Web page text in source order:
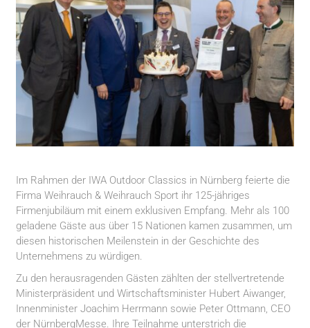
Im Rahmen der IWA Outdoor Classics in Nürnberg feierte die
Firma Weihrauch & Weihrauch Sport ihr 125-jähriges
Firmenjubiläum mit einem exklusiven Empfang. Mehr als 100
geladene Gäste aus über 15 Nationen kamen zusammen, um
diesen historischen Meilenstein in der Geschichte des
Unternehmens zu würdigen.
Zu den herausragenden Gästen zählten der stellvertretende
Ministerpräsident und Wirtschaftsminister Hubert Aiwanger,
Innenminister Joachim Herrmann sowie Peter Ottmann, CEO
der NürnbergMesse. Ihre Teilnahme unterstrich die